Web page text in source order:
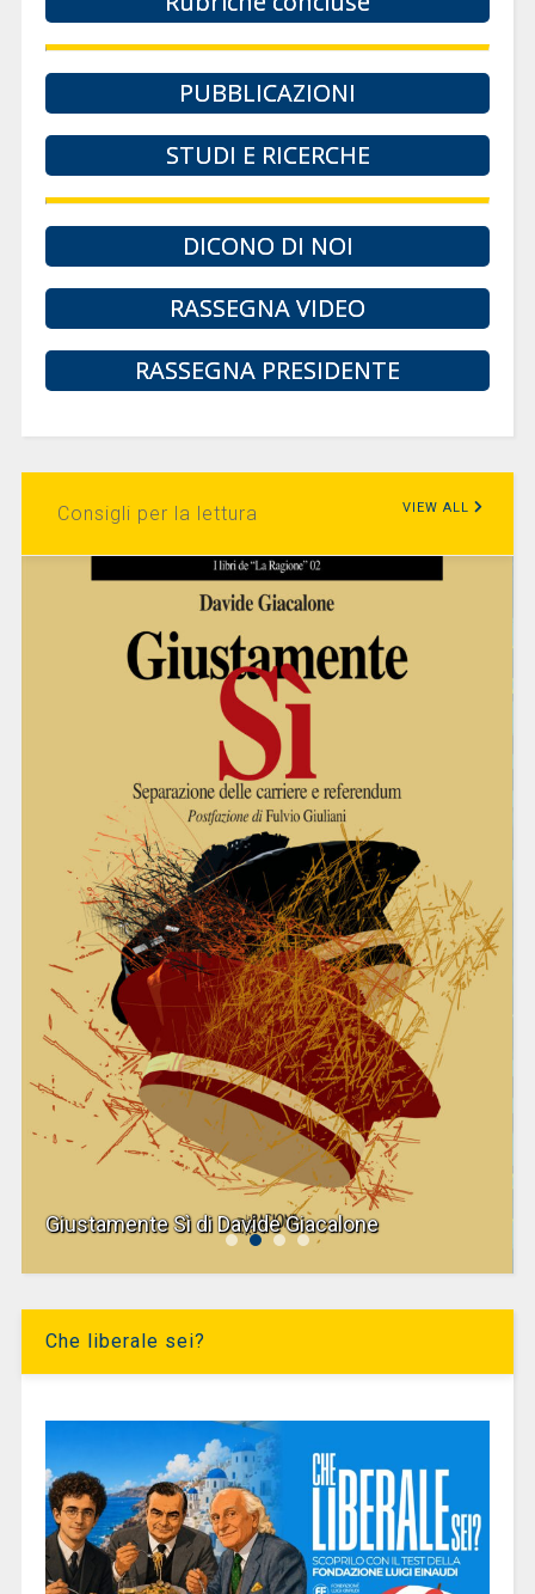
PUBBLICAZIONI
STUDI E RICERCHE
DICONO DI NOI
RASSEGNA VIDEO
RASSEGNA PRESIDENTE
Consigli per la lettura VIEW ALL
Giustamente Sì di Davide Giacalone
Che liberale sei?